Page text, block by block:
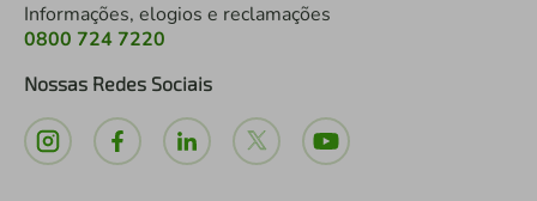
Informações, elogios e reclamações
0800 724 7220
Nossas Redes Sociais